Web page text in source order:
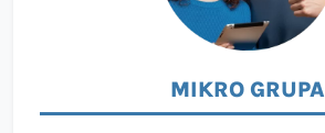
MIKRO GRUPA